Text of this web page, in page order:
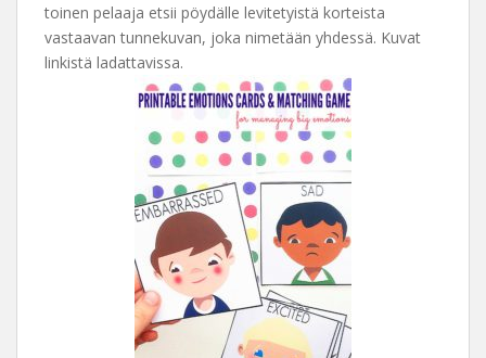
toinen pelaaja etsii pöydälle levitetyistä korteista
vastaavan tunnekuvan, joka nimetään yhdessä. Kuvat
linkistä ladattavissa.